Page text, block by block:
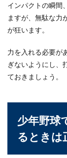
インパクトの瞬間
ますが、無駄な力
が狂います。
力を入れる必要が
ぎないようにし、
ておきましょう。
少年野球
るときは